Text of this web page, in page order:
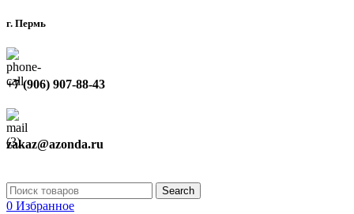
г. Пермь
+7 (906) 907-88-43
zakaz@azonda.ru
Search
0 Избранное